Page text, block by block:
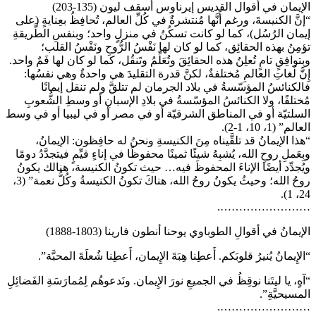
الإيمان في أقوال القديس إيرناوس أسقف ليون (135-203)
“إنَّ الكنيسةَ، ورغم أَنَّها مُنتشرةٌ في كُلِّ العالم، تُحافِظُ بعِنايةٍ (على
إيمان الرُسُل)، كما لو كانت تسكُنُ في منزلٍ واحد؛ وبنفسِ الطَّريقةِ
تؤمِنُ بهذه الحقائِق، كما لو كان لها نَفْسُ الرُّوحِ ونَفْسُ القلب؛
وبِتوافِقٍ تامٍ تُعلِنُ هذه الحقائِقَ وتُعَلِّمُ وتَنقُل، كما لو كان لها فَمٌ واحد.
إِنَّ لُغاتِ العالمِ مُختلفةٌ، لكنَّ قدرة التقليدَ هي واحدةٌ وهي نفسُها:
فالكنائسُ المؤسّسةُ في بلاد الجرمان لم تتلقَّ ولم تنقل إيمانًا
مُختلفًا، ولا الكنائسُ المؤسّسةُ في بلادِ الإسبانِ أو وسطِ الشُّعوبِ
السلتيّة أو في المناطق الشرقيّة أو في مصر أو في ليبيا أو في وسط
العالم” (1، 10، 1-2).
“هذا الإيمانُ قد تلقَّيناه مِنَ الكنيسةِ ونحنُ له حافِظون: الإيمانُ،
وبِعَملِ روحِ الله، يُشبِهُ شيئًا ثمينًا محفوظًا في إناءٍ قيِّمٍ فيتجدَّدُ دومًا
ويُجدِّد أيضًا الإناءَ المحفوظَ فيه… حيث تكونُ الكنيسة، هنالك يكونُ
روحُ الله؛ وحيثُ يكونُ روحُ الله، هناكَ تكونُ الكنيسةُ وكُلُّ نعمة” (3،
24، 1).
…………………….
الإيمانُ في أقوالِ الطوباوي يوحنا أنطون فارينا (1803-1888)
“الإِيمانُ يُنيرُ قلوبَكم. أَعطِنا هِبَةَ الإِيمان، أَعطِنا شُعلَةَ المحبَّة”.
“آهٍ، يا ليتَنا نوقِظُ في الجميعِ نورَ الإِيمان. ونَدعوهُم لِمُمارَسَةِ الفَضائِلِ
المسيحيَّةِ”.
…………………….